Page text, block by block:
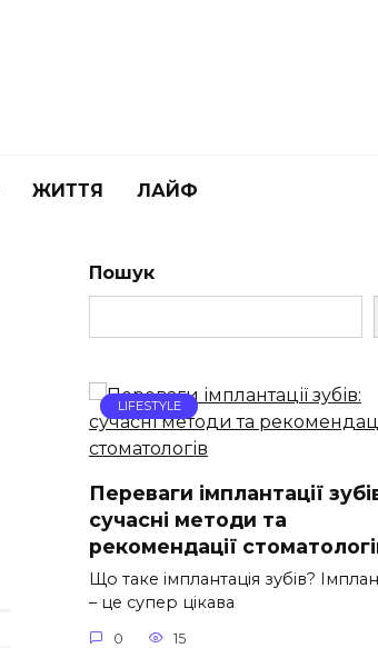
ЖИТТЯ ЛАЙФ
Пошук
LIFESTYLE
Переваги імплантації
сучасні методи та
рекомендації
Що таке імплантація зубів?
– це супер цікава
0 15